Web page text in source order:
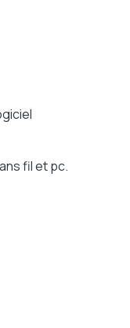
fil et pc.